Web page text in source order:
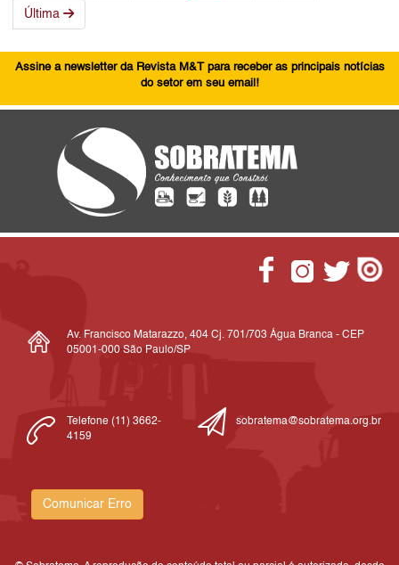
Última
Assine a newsletter da Revista M&T para receber as principais notícias
do setor em seu email!
Av. Francisco Matarazzo, 404 Cj. 701/703 Água Branca - CEP
05001-000 São Paulo/SP
Telefone (11) 3662-
4159
sobratema@sobratema.org.br
Comunicar Erro